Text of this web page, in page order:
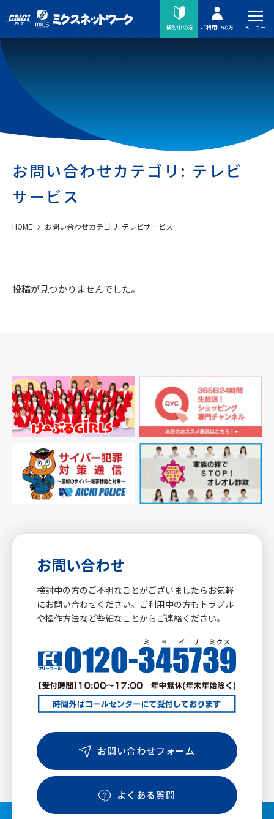
検討中の方 ご利用中の方 メニュー
お問い合わせカテゴリ: テレビ
サービス
HOME お問い合わせカテゴリ: テレビサービス
投稿が見つかりませんでした。
お問い合わせ
検討中の方のご不明なことがございましたらお気軽
にお問い合わせください。ご利用中の方もトラブル
や操作方法など些細なことからご連絡ください。
お問い合わせフォーム
よくある質問